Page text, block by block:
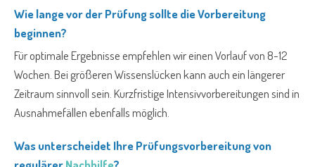
Wie lange vor der Prüfung sollte die Vorbereitung
beginnen?
Für optimale Ergebnisse empfehlen wir einen Vorlauf von 8-12
Wochen. Bei größeren Wissenslücken kann auch ein längerer
Zeitraum sinnvoll sein. Kurzfristige Intensivvorbereitungen sind in
Ausnahmefällen ebenfalls möglich.
Was unterscheidet Ihre Prüfungsvorbereitung von